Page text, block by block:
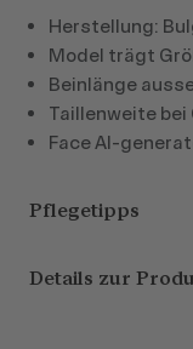
Herstellung:
Model trägt
Beinlänge
Taillenweite bei
Face AI-
Pflegetipps
Details zur